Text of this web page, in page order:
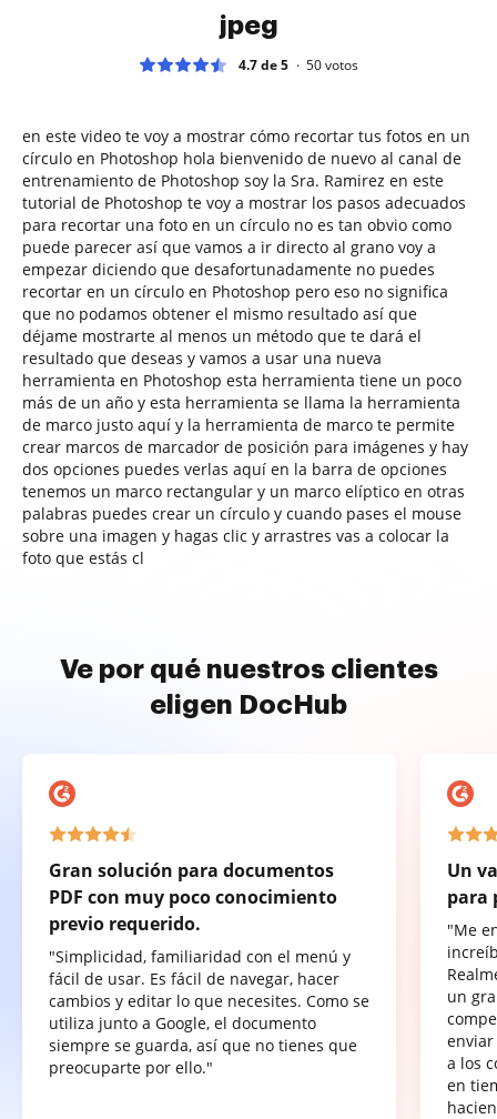
jpeg
4.7 de 5 50votos
en este video te voy a mostrar cómo recortar tus fotos en un
círculo en Photoshop hola bienvenido de nuevo al canal de
entrenamiento de Photoshop soy la Sra. Ramirez en este
tutorial de Photoshop te voy a mostrar los pasos adecuados
para recortar una foto en un círculo no es tan obvio como
puede parecer así que vamos a ir directo al grano voy a
empezar diciendo que desafortunadamente no puedes
recortar en un círculo en Photoshop pero eso no significa
que no podamos obtener el mismo resultado así que
déjame mostrarte al menos un método que te dará el
resultado que deseas y vamos a usar una nueva
herramienta en Photoshop esta herramienta tiene un poco
más de un año y esta herramienta se llama la herramienta
de marco justo aquí y la herramienta de marco te permite
crear marcos de marcador de posición para imágenes y hay
dos opciones puedes verlas aquí en la barra de opciones
tenemos un marco rectangular y un marco elíptico en otras
palabras puedes crear un círculo y cuando pases el mouse
sobre una imagen y hagas clic y arrastres vas a colocar la
foto que estás cl
Ve por qué nuestros clientes
eligen DocHub
Gran solución para documentos
PDF con muy poco conocimiento
previo requerido.
"Simplicidad, familiaridad con el menú y
fácil de usar. Es fácil de navegar, hacer
cambios y editar lo que necesites. Como se
utiliza junto a Google, el documento
siempre se guarda, así que no tienes que
preocuparte por ello."
Un
para
"Me
un
a los
en